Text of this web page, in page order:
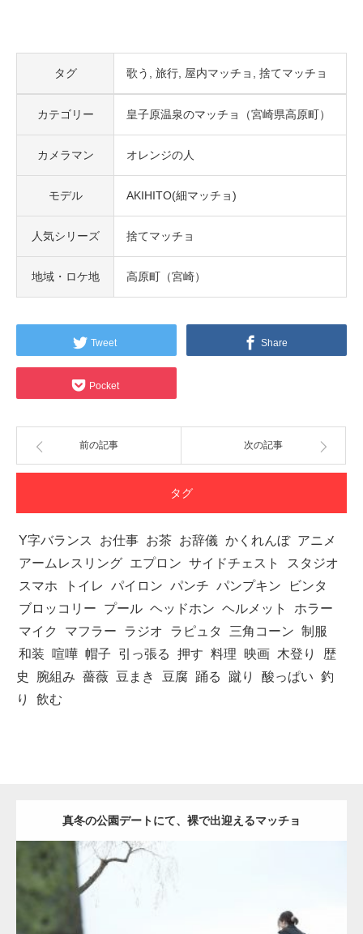
タグ 歌う 旅行 屋内マッチョ 捨てマッチョ
カテゴリー 皇子原温泉のマッチョ（宮崎県高原町）
カメラマン オレンジの人
モデル AKIHITO(細マッチョ)
人気シリーズ 捨てマッチョ
地域・ロケ地 高原町（宮崎）
Tweet Share
Pocket
前の記事 次の記事
タグ
Y字バランス お仕事 お茶 お辞儀 かくれんぼ アニメ
アームレスリング エプロン サイドチェスト
スタジオ
スマホ
トイレ パイロン パンチ パンプキン
ビンタ
ブロッコリー
プール ヘッドホン ヘルメット
ホラー
マイク
マフラー ラジオ ラピュタ 三角コーン 制服
和装
喧嘩 帽子 引っ張る 押す 料理 映画 木登り
歴
史
腕組み 薔薇 豆まき 豆腐 踊る 蹴り 酸っぱい 釣
り
飲む
真冬の公園デートにて、裸で出迎えるマッチョ